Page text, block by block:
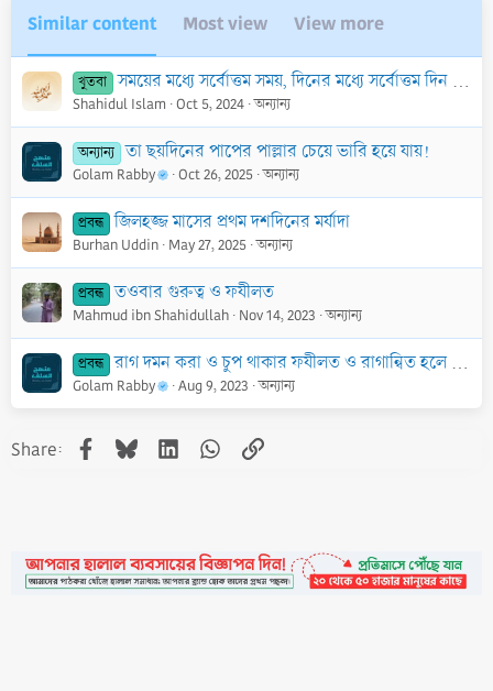
Similar content Most view View more
খুতবা সময়ের মধ্যে সর্বোত্তম সময়, দিনের মধ্যে সর্বোত্তম দিন এবং মাসের মধ্যে সর্বোত্তম মাস
Shahidul Islam Oct 5, 2024 অন্যান্য
অন্যান্য তা ছয়দিনের পাপের পাল্লার চেয়ে ভারি হয়ে যায়!
Golam Rabby Oct 26, 2025 অন্যান্য
প্রবন্ধ জিলহজ্জ মাসের প্রথম দশদিনের মর্যাদা
Burhan Uddin May 27, 2025 অন্যান্য
প্রবন্ধ তওবার গুরুত্ব ও ফযীলত
Mahmud ibn Shahidullah Nov 14, 2023 অন্যান্য
প্রবন্ধ রাগ দমন করা ও চুপ থাকার ফযীলত ও রাগান্বিত হলে করণীয়
Golam Rabby Aug 9, 2023 অন্যান্য
Share: Facebook
BlueskyLinkedInWhatsApp
Link